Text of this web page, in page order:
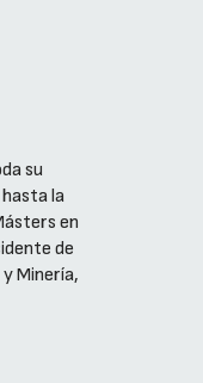
su
la
en
de
Minería,